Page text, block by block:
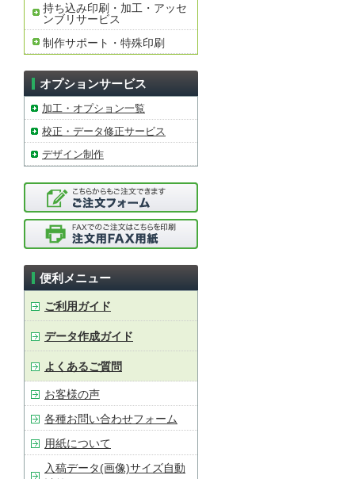
持ち込み印刷・加工・アッセ
ンブリサービス
制作サポート・特殊印刷
オプションサービス
加工・オプション一覧
校正・データ修正サービス
デザイン制作
便利メニュー
ご利用ガイド
データ作成ガイド
よくあるご質問
お客様の声
各種お問い合わせフォーム
用紙について
入稿データ(画像)サイズ自動